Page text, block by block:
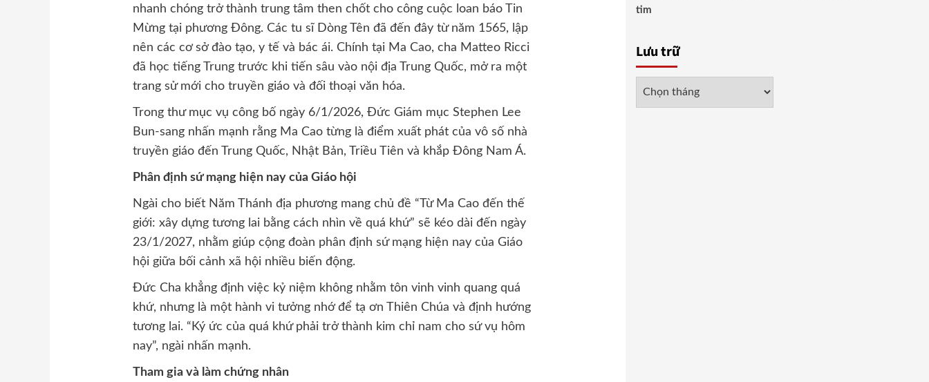
nhanh chóng trở thành trung tâm then chốt cho công cuộc loan báo Tin
Mừng tại phương Đông. Các tu sĩ Dòng Tên đã đến đây từ năm 1565, lập
nên các cơ sở đào tạo, y tế và bác ái. Chính tại Ma Cao, cha Matteo Ricci
đã học tiếng Trung trước khi tiến sâu vào nội địa Trung Quốc, mở ra một
trang sử mới cho truyền giáo và đối thoại văn hóa.
Trong thư mục vụ công bố ngày 6/1/2026, Đức Giám mục Stephen Lee
Bun-sang nhấn mạnh rằng Ma Cao từng là điểm xuất phát của vô số nhà
truyền giáo đến Trung Quốc, Nhật Bản, Triều Tiên và khắp Đông Nam Á.
Phân định sứ mạng hiện nay của Giáo hội
Ngài cho biết Năm Thánh địa phương mang chủ đề “Từ Ma Cao đến thế
giới: xây dựng tương lai bằng cách nhìn về quá khứ” sẽ kéo dài đến ngày
23/1/2027, nhằm giúp cộng đoàn phân định sứ mạng hiện nay của Giáo
hội giữa bối cảnh xã hội nhiều biến động.
Đức Cha khẳng định việc kỷ niệm không nhằm tôn vinh vinh quang quá
khứ, nhưng là một hành vi tưởng nhớ để tạ ơn Thiên Chúa và định hướng
tương lai. “Ký ức của quá khứ phải trở thành kim chỉ nam cho sứ vụ hôm
nay”, ngài nhấn mạnh.
Tham gia và làm chứng nhân
tim
Lưu trữ